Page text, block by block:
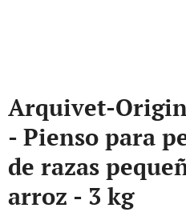
Arquivet-
- Pienso para
de razas
arroz - 3 kg